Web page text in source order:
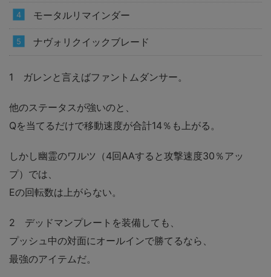
モータルリマインダー
ナヴォリクイックブレード
1 ガレンと言えばファントムダンサー。
他のステータスが強いのと、
Qを当てるだけで移動速度が合計14％も上がる。
しかし幽霊のワルツ（4回AAすると攻撃速度30％アッ
プ）では、
Eの回転数は上がらない。
2 デッドマンプレートを装備しても、
プッシュ中の対面にオールインで勝てるなら、
最強のアイテムだ。